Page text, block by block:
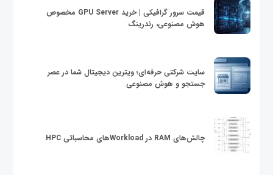
قیمت سرور گرافیکی | خرید GPU Server مخصوص
هوش مصنوعی، رندرینگ
سایت شرکتی حرفه‌ای؛ ویترین دیجیتال شما در عصر
جستجو و هوش مصنوعی
چالش‌های RAM در Workloadهای محاسباتی HPC